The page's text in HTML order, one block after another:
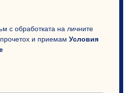
с обработката на личните
и приемам Условия